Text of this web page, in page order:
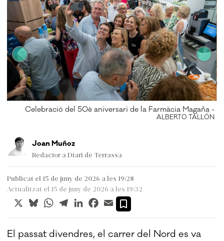
Celebració del 50è aniversari de la Farmàcia Magaña -
ALBERTO TALLÓN
Joan Muñoz
Redactor a Diari de Terrassa
Publicat el 15 de juny de 2026 a les 19:28
Actualitzat el 15 de juny de 2026 a les 19:32
X BlueskyWhatsApp
TelegramLinkedInFacebook
Email
El passat divendres, el carrer del Nord es va